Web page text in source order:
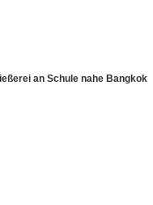
an Schule nahe Bangkok